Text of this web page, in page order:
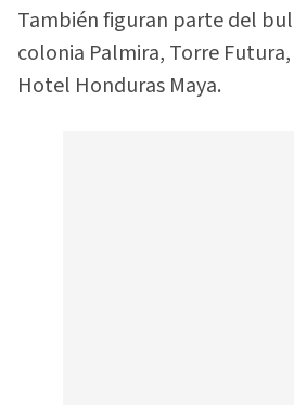
También figuran parte del
colonia Palmira, Torre
Hotel Honduras Maya.